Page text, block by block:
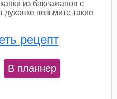
из баклажанов с
возьмите такие
рецепт
В планнер